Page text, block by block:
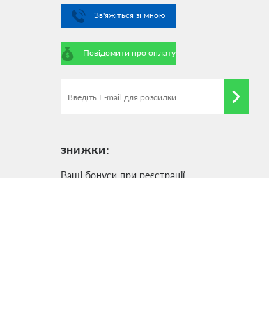
Зв'яжіться зі мною
Повідомити про оплату
знижки:
Ваші бонуси при реєстрації